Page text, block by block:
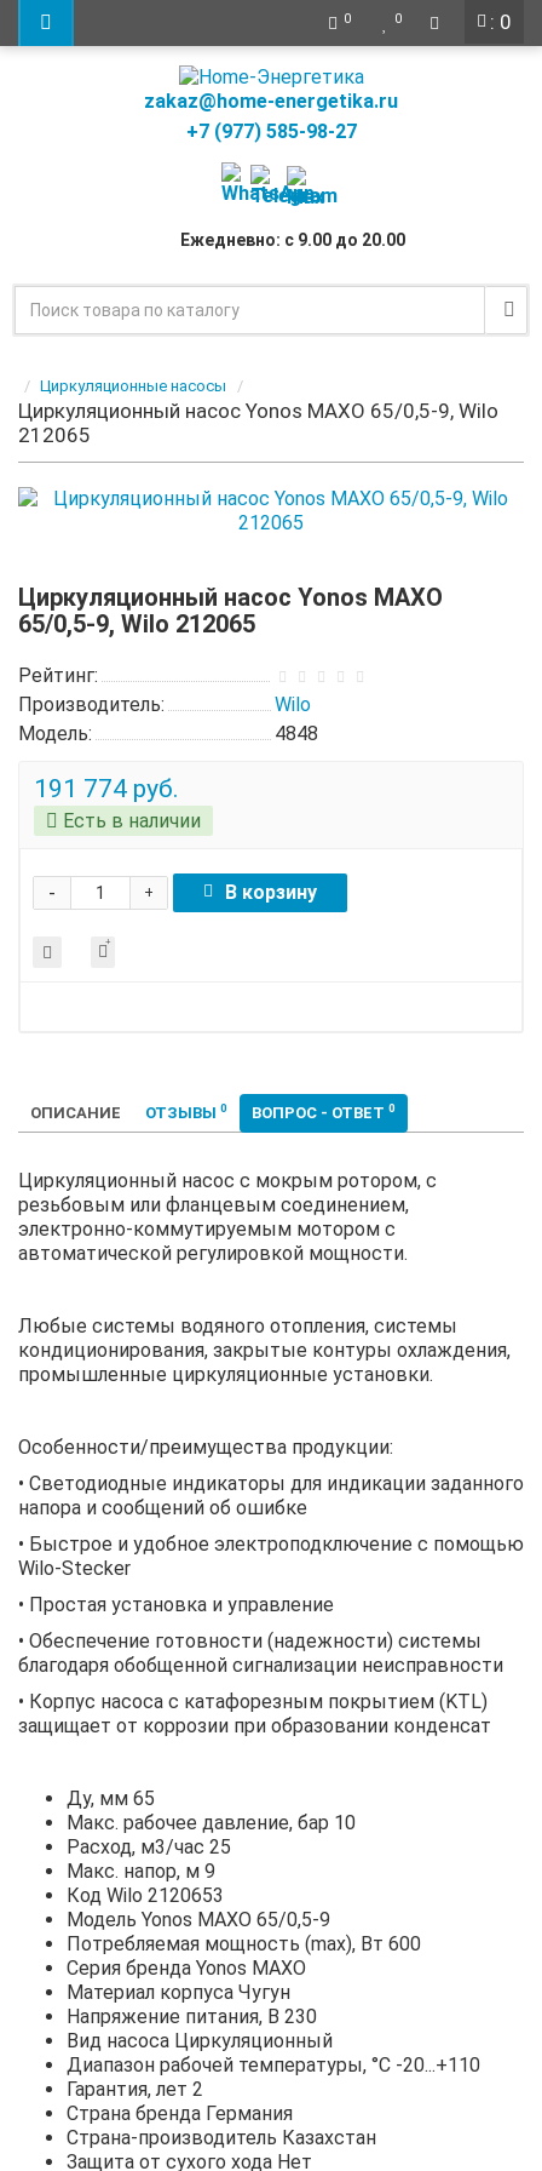
: 0
0 0
zakaz@home-energetika.ru
+7 (977) 585-98-27
Ежедневно: с 9.00 до 20.00
Циркуляционные насосы
Циркуляционный насос Yonos MAXO 65/0,5-9, Wilo
212065
Циркуляционный насос Yonos MAXO
65/0,5-9, Wilo 212065
Рейтинг:
Производитель:
Wilo
Модель:
4848
191 774 руб.
Есть в наличии
+
- В корзину
ОПИСАНИЕ ОТЗЫВЫ 0 ВОПРОС - ОТВЕТ 0
Циркуляционный насос с мокрым ротором, с
резьбовым или фланцевым соединением,
электронно-коммутируемым мотором с
автоматической регулировкой мощности.
Любые системы водяного отопления, системы
кондиционирования, закрытые контуры охлаждения,
промышленные циркуляционные установки.
Особенности/преимущества продукции:
• Светодиодные индикаторы для индикации заданного
напора и сообщений об ошибке
• Быстрое и удобное электроподключение с помощью
Wilo-Stecker
• Простая установка и управление
• Обеспечение готовности (надежности) системы
благодаря обобщенной сигнализации неисправности
• Корпус насоса с катафорезным покрытием (KTL)
защищает от коррозии при образовании конденсат
Ду, мм 65
Макс. рабочее давление, бар 10
Расход, м3/час 25
Макс. напор, м 9
Код Wilo 2120653
Модель Yonos MAXO 65/0,5-9
Потребляемая мощность (max), Вт 600
Серия бренда Yonos MAXO
Материал корпуса Чугун
Напряжение питания, В 230
Вид насоса Циркуляционный
Диапазон рабочей температуры, °С -20...+110
Гарантия, лет 2
Страна бренда Германия
Страна-производитель Казахстан
Защита от сухого хода Нет